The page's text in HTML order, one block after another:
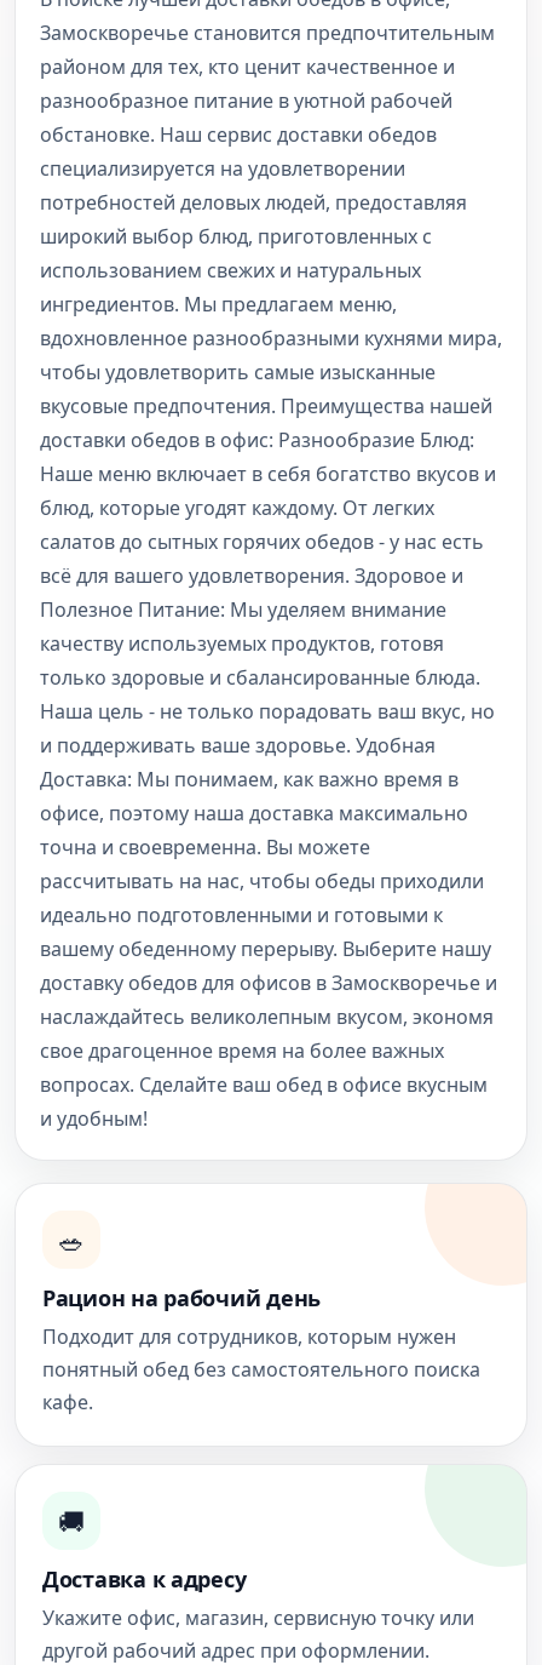
Замоскворечье становится предпочтительным
районом для тех, кто ценит качественное и
разнообразное питание в уютной рабочей
обстановке. Наш сервис доставки обедов
специализируется на удовлетворении
потребностей деловых людей, предоставляя
широкий выбор блюд, приготовленных с
использованием свежих и натуральных
ингредиентов. Мы предлагаем меню,
вдохновленное разнообразными кухнями мира,
чтобы удовлетворить самые изысканные
вкусовые предпочтения. Преимущества нашей
доставки обедов в офис: Разнообразие Блюд:
Наше меню включает в себя богатство вкусов и
блюд, которые угодят каждому. От легких
салатов до сытных горячих обедов - у нас есть
всё для вашего удовлетворения. Здоровое и
Полезное Питание: Мы уделяем внимание
качеству используемых продуктов, готовя
только здоровые и сбалансированные блюда.
Наша цель - не только порадовать ваш вкус, но
и поддерживать ваше здоровье. Удобная
Доставка: Мы понимаем, как важно время в
офисе, поэтому наша доставка максимально
точна и своевременна. Вы можете
рассчитывать на нас, чтобы обеды приходили
идеально подготовленными и готовыми к
вашему обеденному перерыву. Выберите нашу
доставку обедов для офисов в Замоскворечье и
наслаждайтесь великолепным вкусом, экономя
свое драгоценное время на более важных
вопросах. Сделайте ваш обед в офисе вкусным
и удобным!
🥗
Рацион на рабочий день
Подходит для сотрудников, которым нужен
понятный обед без самостоятельного поиска
кафе.
🚚
Доставка к адресу
Укажите офис, магазин, сервисную точку или
другой рабочий адрес при оформлении.